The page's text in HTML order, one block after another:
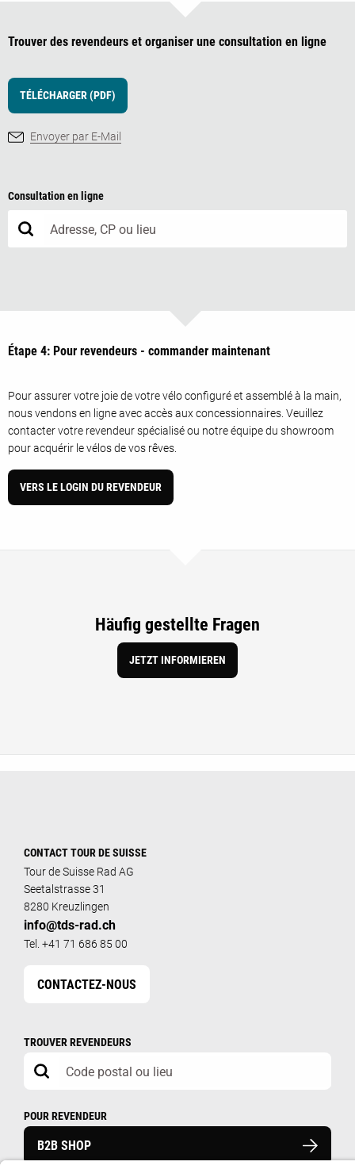
Trouver des revendeurs et organiser une consultation en ligne
TÉLÉCHARGER (PDF)
Envoyer par E-Mail
Consultation en ligne
Étape 4: Pour revendeurs - commander maintenant
Pour assurer votre joie de votre vélo configuré et assemblé à la main,
nous vendons en ligne avec accès aux concessionnaires. Veuillez
contacter votre revendeur spécialisé ou notre équipe du showroom
pour acquérir le vélos de vos rêves.
VERS LE LOGIN DU REVENDEUR
Häufig gestellte Fragen
JETZT INFORMIEREN
CONTACT TOUR DE SUISSE
Tour de Suisse Rad AG
Seetalstrasse 31
8280 Kreuzlingen
info@tds-rad.ch
Tel. +41 71 686 85 00
CONTACTEZ-NOUS
TROUVER REVENDEURS
POUR REVENDEUR
B2B SHOP